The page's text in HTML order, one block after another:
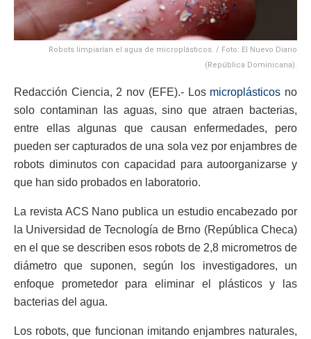
Robots limpiarían el agua de microplásticos. / Foto: El Nuevo Diario
(República Dominicana).
Redacción Ciencia, 2 nov (EFE).- Los microplásticos no
solo contaminan las aguas, sino que atraen bacterias,
entre ellas algunas que causan enfermedades, pero
pueden ser capturados de una sola vez por enjambres de
robots diminutos con capacidad para autoorganizarse y
que han sido probados en laboratorio.
La revista ACS Nano publica un estudio encabezado por
la Universidad de Tecnología de Brno (República Checa)
en el que se describen esos robots de 2,8 micrometros de
diámetro que suponen, según los investigadores, un
enfoque prometedor para eliminar el plásticos y las
bacterias del agua.
Los robots, que funcionan imitando enjambres naturales,